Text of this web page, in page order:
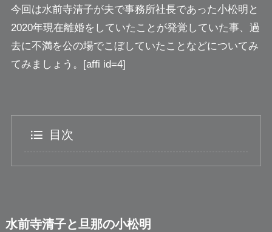
今回は水前寺清子が夫で事務所社長であった小松明と
2020年現在離婚をしていたことが発覚していた事、過
去に不満を公の場でこぼしていたことなどについてみ
てみましょう。[affi id=4]
目次
水前寺清子と旦那の小松明